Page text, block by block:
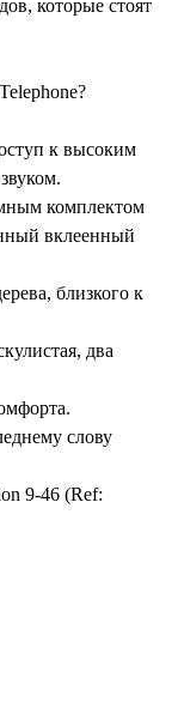
которые стоят
к высоким
комплектом
вклеенный
близкого к
два
слову
9-46 (Ref: